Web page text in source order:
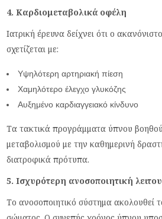
4. Καρδιομεταβολικά οφέλη
Ιατρική έρευνα δείχνει ότι ο
σχετίζεται με:
Υψηλότερη αρτηριακή πίεση
Χαμηλότερο έλεγχο γλυκόζης
Αυξημένο καρδιαγγειακό κίνδυνο
Τα τακτικά προγράμματα ύπνου
μεταβολισμού με την καθημερινή
διατροφικά πρότυπα.
5. Ισχυρότερη ανοσοποιητική
Το ανοσοποιητικό σύστημα ακολουθεί